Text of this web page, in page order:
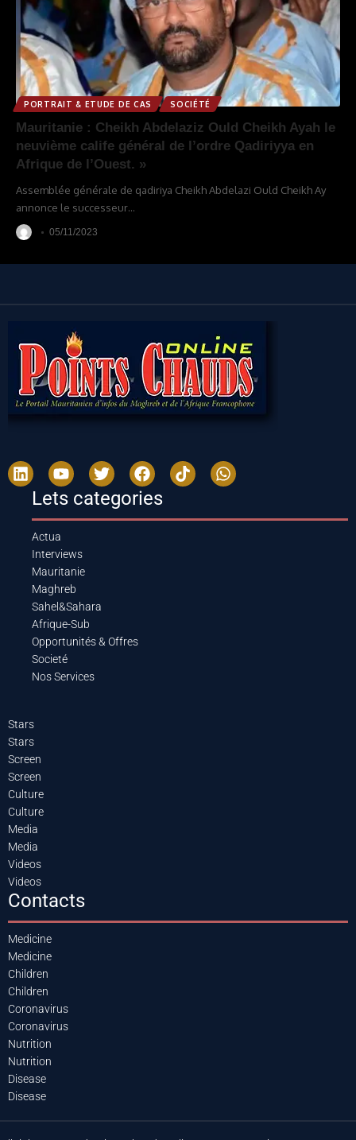
PORTRAIT & ETUDE DE CAS SOCIÉTÉ
Mauritanie : Cheikh Abdelaziz Ould Cheikh Ayah le
neuvième calife général de l’ordre Qadiriyya en
Afrique de l’Ouest. »
Assemblée générale de qadiriya Cheikh Abdelazi Ould Cheikh Ay
annonce le successeur…
05/11/2023
Lets categories
Actua
Interviews
Mauritanie
Maghreb
Sahel&Sahara
Afrique-Sub
Opportunités & Offres
Societé
Nos Services
Stars
Stars
Screen
Screen
Culture
Culture
Media
Media
Videos
Videos
Contacts
Medicine
Medicine
Children
Children
Coronavirus
Coronavirus
Nutrition
Nutrition
Disease
Disease